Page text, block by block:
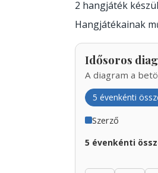
2 hangjáték
Hangjátékainak
Idősoros
A diagram a
5 évenkénti
Szerző
5 évenkénti